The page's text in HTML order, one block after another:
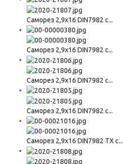
Саморез 2,9х16 DIN7982 с...
Саморез 2,9х16 DIN7982 с...
Саморез 2,9х16 DIN7982 с...
Саморез 2,9х16 DIN7982 с...
Саморез 2,9х16 DIN7982 ТХ с...